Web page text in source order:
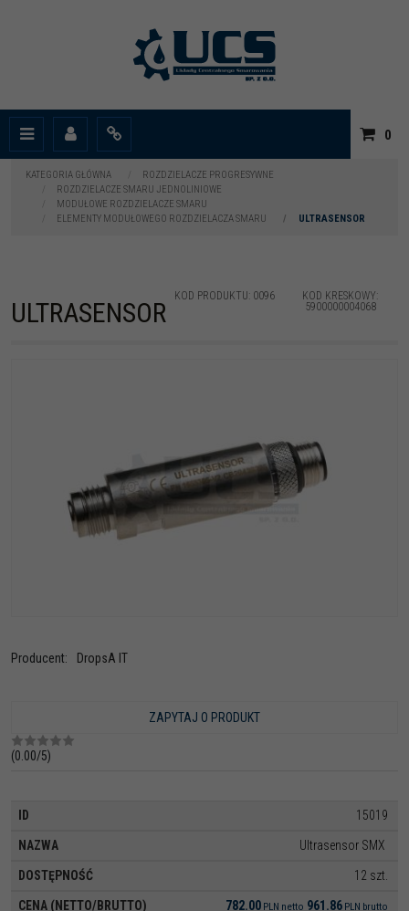
Menu Panel Info
0
KATEGORIA GŁÓWNA
ROZDZIELACZE PROGRESYWNE
ROZDZIELACZE SMARU JEDNOLINIOWE
MODUŁOWE ROZDZIELACZE SMARU
ELEMENTY MODUŁOWEGO ROZDZIELACZA SMARU / ULTRASENSOR
ULTRASENSOR
KOD PRODUKTU: 0096 KOD KRESKOWY:
5900000004068
Producent: DropsA IT
ZAPYTAJ O PRODUKT
(0.00/5)
15019
Ultrasensor SMX
12 szt.
782.00 PLN netto 961.86 PLN brutto